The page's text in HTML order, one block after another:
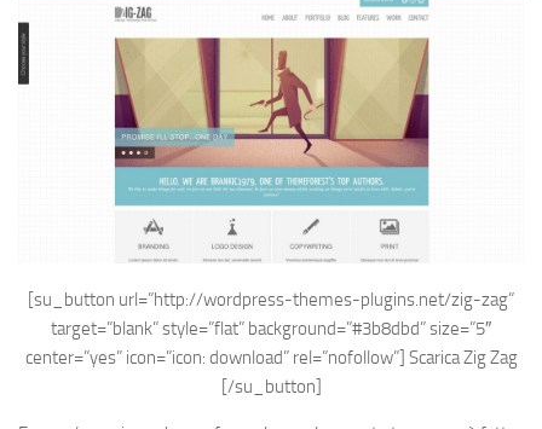
[su_button url=”http://wordpress-themes-plugins.net/zig-zag”
target=”blank” style=”flat” background=”#3b8dbd” size=”5″
center=”yes” icon=”icon: download” rel=”nofollow”] Scarica Zig Zag
[/su_button]